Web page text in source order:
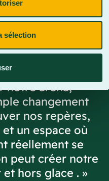
sélection
exigeante pour
qui ont dû
la Ville de Saint-
notre aréna,
changement
nos repères,
un espace où
réellement se
peut créer notre
et hors glace . »